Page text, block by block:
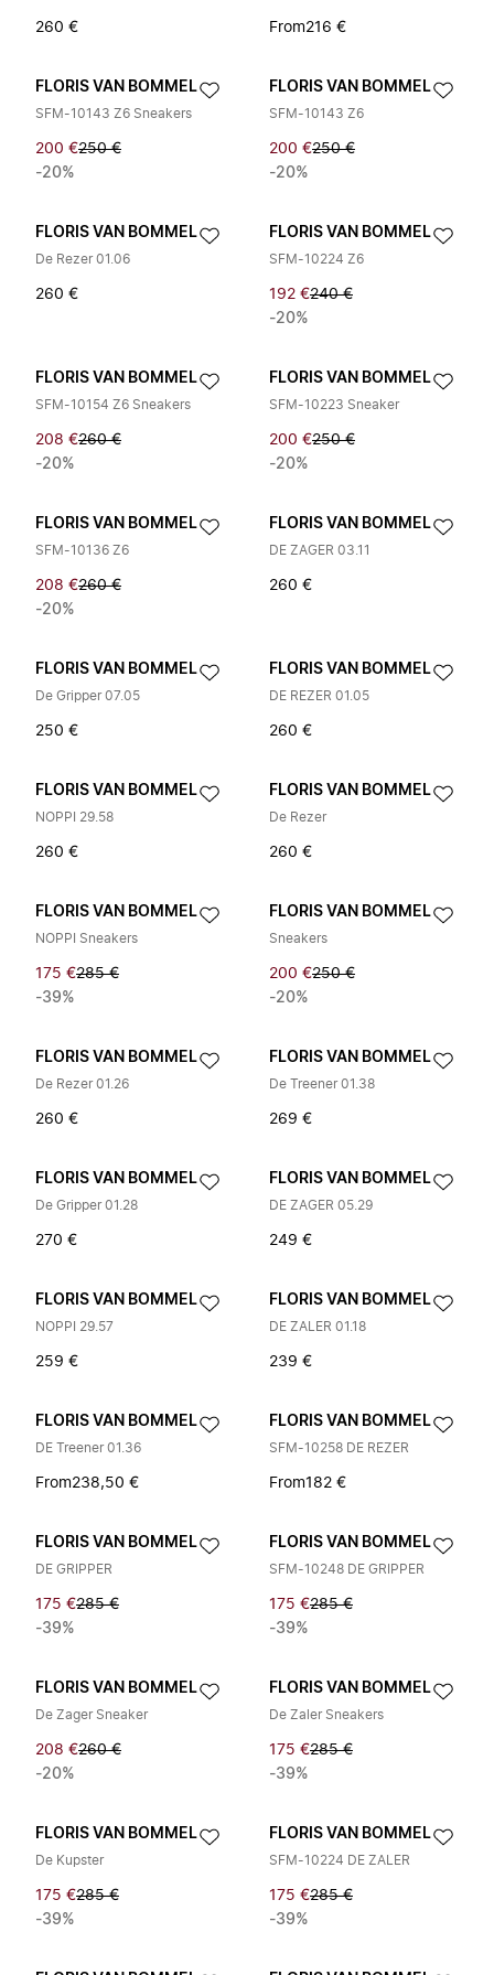
260 € From216 €
FLORIS VAN BOMMEL
SFM-10143 Z6 Sneakers
200 €250 €
-20%
FLORIS VAN BOMMEL
SFM-10143 Z6
200 €250 €
-20%
FLORIS VAN BOMMEL
De Rezer 01.06
260 €
FLORIS VAN BOMMEL
SFM-10224 Z6
192 €240 €
-20%
FLORIS VAN BOMMEL
SFM-10154 Z6 Sneakers
208 €260 €
-20%
FLORIS VAN BOMMEL
SFM-10223 Sneaker
200 €250 €
-20%
FLORIS VAN BOMMEL
SFM-10136 Z6
208 €260 €
-20%
FLORIS VAN BOMMEL
DE ZAGER 03.11
260 €
FLORIS VAN BOMMEL
De Gripper 07.05
250 €
FLORIS VAN BOMMEL
DE REZER 01.05
260 €
FLORIS VAN BOMMEL
NOPPI 29.58
260 €
FLORIS VAN BOMMEL
De Rezer
260 €
FLORIS VAN BOMMEL
NOPPI Sneakers
175 €285 €
-39%
FLORIS VAN BOMMEL
Sneakers
200 €250 €
-20%
FLORIS VAN BOMMEL
De Rezer 01.26
260 €
FLORIS VAN BOMMEL
De Treener 01.38
269 €
FLORIS VAN BOMMEL
De Gripper 01.28
270 €
FLORIS VAN BOMMEL
DE ZAGER 05.29
249 €
FLORIS VAN BOMMEL
NOPPI 29.57
259 €
FLORIS VAN BOMMEL
DE ZALER 01.18
239 €
FLORIS VAN BOMMEL
DE Treener 01.36
From238,50 €
FLORIS VAN BOMMEL
SFM-10258 DE REZER
From182 €
FLORIS VAN BOMMEL
DE GRIPPER
175 €285 €
-39%
FLORIS VAN BOMMEL
SFM-10248 DE GRIPPER
175 €285 €
-39%
FLORIS VAN BOMMEL
De Zager Sneaker
208 €260 €
-20%
FLORIS VAN BOMMEL
De Zaler Sneakers
175 €285 €
-39%
FLORIS VAN BOMMEL
De Kupster
175 €285 €
-39%
FLORIS VAN BOMMEL
SFM-10224 DE ZALER
175 €285 €
-39%